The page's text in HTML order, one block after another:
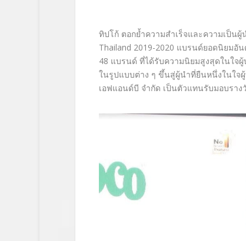
ทิปโก้ ตอกย้ำความสำเร็จและความเป็นผู้
Thailand 2019-2020 แบรนด์ยอดนิยมอัน
48 แบรนด์ ที่ได้รับความนิยมสูงสุดในใจผู้
ในรูปแบบต่าง ๆ ขึ้นสู่ผู้นำที่ยืนหนึ่งในใจผู้
เอฟแอนด์บี จำกัด เป็นตัวแทนรับมอบราง